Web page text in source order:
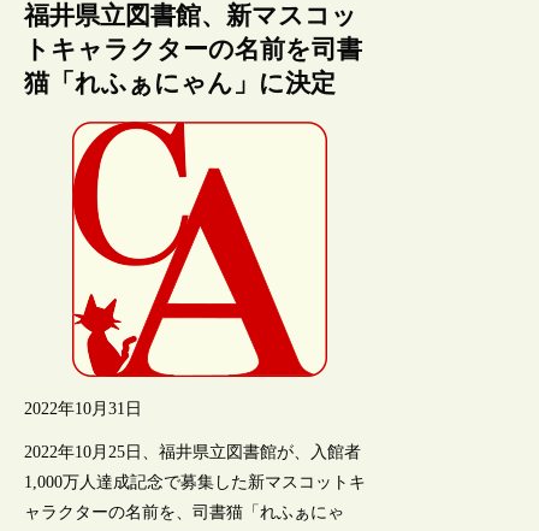
福井県立図書館、新マスコッ
トキャラクターの名前を司書
猫「れふぁにゃん」に決定
2022年10月31日
2022年10月25日、福井県立図書館が、入館者
1,000万人達成記念で募集した新マスコットキ
ャラクターの名前を、司書猫「れふぁにゃ